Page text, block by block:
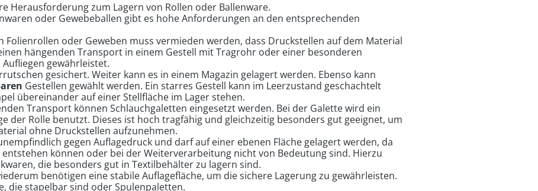
Herausforderung zum Lagern von Rollen oder Ballenware.
oder Gewebeballen gibt es hohe Anforderungen an den entsprechenden
Folienrollen oder Geweben muss vermieden werden, dass Druckstellen auf dem Material
hängenden Transport in einem Gestell mit Tragrohr oder einer besonderen
gewährleistet.
gesichert. Weiter kann es in einem Magazin gelagert werden. Ebenso kann
Gestellen gewählt werden. Ein starres Gestell kann im Leerzustand geschachtelt
übereinander auf einer Stellfläche im Lager stehen.
Transport können Schlauchgaletten eingesetzt werden. Bei der Galette wird ein
der Rolle benutzt. Dieses ist hoch tragfähig und gleichzeitig besonders gut geeignet, um
ohne Druckstellen aufzunehmen.
gegen Auflagedruck und darf auf einer ebenen Fläche gelagert werden, da
können oder bei der Weiterverarbeitung nicht von Bedeutung sind. Hierzu
die besonders gut in Textilbehälter zu lagern sind.
benötigen eine stabile Auflagefläche, um die sichere Lagerung zu gewährleisten.
die stapelbar sind oder Spulenpaletten.